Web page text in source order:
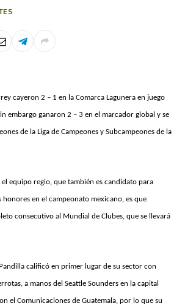
cayeron 2 – 1 en la Comarca Lagunera en juego
embargo ganaron 2 – 3 en el marcador global y se
de la Liga de Campeones y Subcampeones de la
el equipo regio, que también es candidato para
honores en el campeonato mexicano, es que
consecutivo al Mundial de Clubes, que se llevará
calificó en primer lugar de su sector con
a manos del Seattle Sounders en la capital
el Comunicaciones de Guatemala, por lo que su